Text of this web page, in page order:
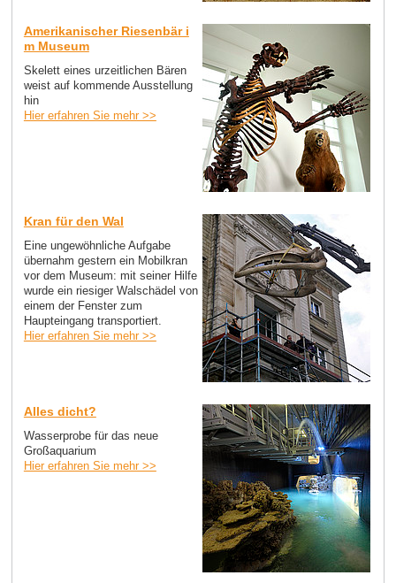
Amerikanischer Riesenbär i
m Museum
Skelett eines urzeitlichen Bären
weist auf kommende Ausstellung
hin
Hier erfahren Sie mehr >>
Kran für den Wal
Eine ungewöhnliche Aufgabe
übernahm gestern ein Mobilkran
vor dem Museum: mit seiner Hilfe
wurde ein riesiger Walschädel von
einem der Fenster zum
Haupteingang transportiert.
Hier erfahren Sie mehr >>
Alles dicht?
Wasserprobe für das neue
Großaquarium
Hier erfahren Sie mehr >>